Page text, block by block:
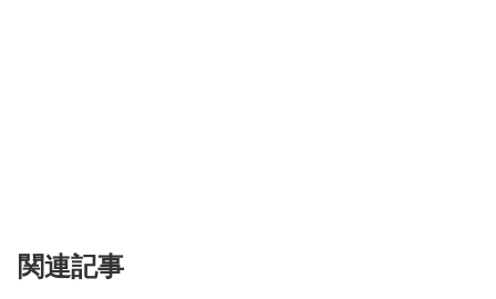
関連記事